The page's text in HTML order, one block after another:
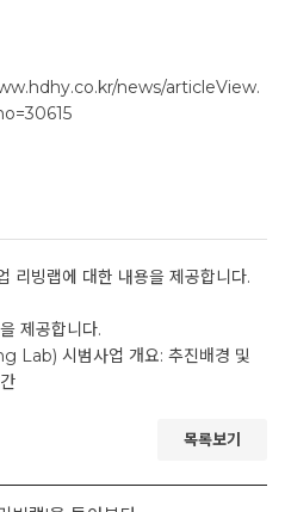
news/articleView.
리빙랩에 대한 내용을 제공합니다.
제공합니다.
Lab) 시범사업 개요: 추진배경 및
목록보기